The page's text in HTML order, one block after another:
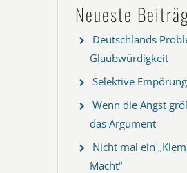
Neueste
Deutschlands
Glaubwürdigkeit
Selektive Empörung
Wenn die Angst
das Argument
Nicht mal ein
Macht“